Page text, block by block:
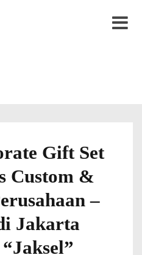
Digital Printing | Souvenir Custom
Gift Set
Custom &
–
Jakarta